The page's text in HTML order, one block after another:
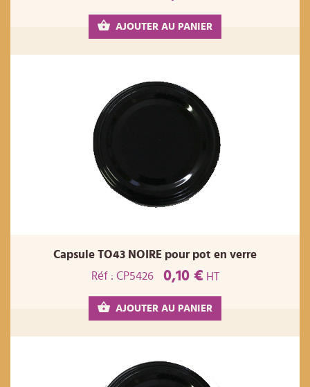
AJOUTER AU PANIER
Capsule TO43 NOIRE pour pot en verre
Réf : CP5426
0,10 € HT
AJOUTER AU PANIER